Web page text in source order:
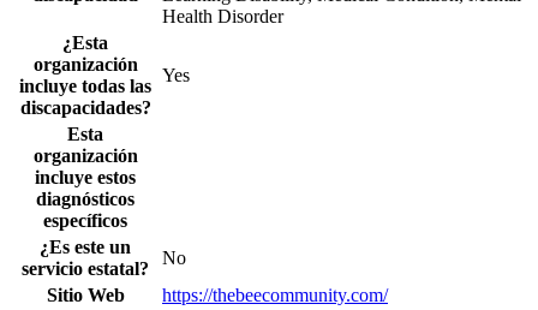
Health Disorder
¿Esta
organización
incluye todas las
discapacidades?
Yes
Esta
organización
incluye estos
diagnósticos
específicos
¿Es este un
servicio estatal?
No
Sitio Web
https://thebeecommunity.com/